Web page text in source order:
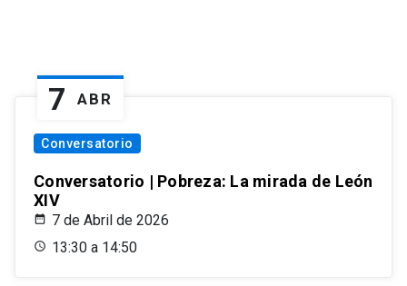
7 ABR
Conversatorio
Conversatorio | Pobreza: La mirada de León
XIV
7 de Abril de 2026
13:30 a 14:50